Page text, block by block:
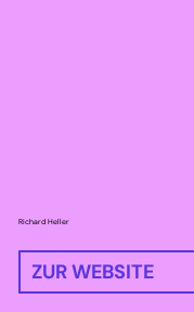
Richard Heller
ZUR WEBSITE